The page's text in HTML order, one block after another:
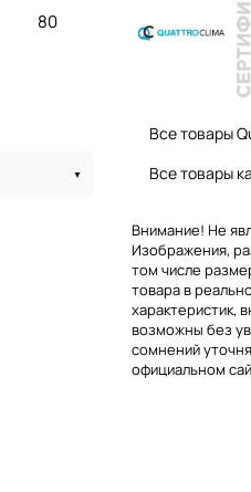
80
Все товары
Все товары
Внимание! Не
Изображения,
том числе
товара в
характеристик,
возможны без
сомнений
официальном